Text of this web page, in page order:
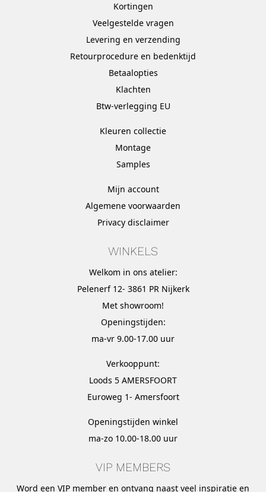
Kortingen
Veelgestelde vragen
Levering en verzending
Retourprocedure en bedenktijd
Betaalopties
Klachten
Btw-verlegging EU
Kleuren collectie
Montage
Samples
Mijn account
Algemene voorwaarden
Privacy disclaimer
WINKELS
Welkom in ons atelier:
Pelenerf 12- 3861 PR Nijkerk
Met showroom!
Openingstijden:
ma-vr 9.00-17.00 uur
Verkooppunt:
Loods 5 AMERSFOORT
Euroweg 1- Amersfoort
Openingstijden winkel
ma-zo 10.00-18.00 uur
VIP MEMBERS
Word een VIP member en ontvang naast veel inspiratie en